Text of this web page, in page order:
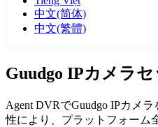
中文(简体)
中文(繁體)
Guudgo IPカメラ
Agent DVRでGuudgo IPカメ
性により、プラットフォーム